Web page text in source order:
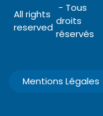
All rights
reserved
- Tous
droits
réservés
Mentions Légales